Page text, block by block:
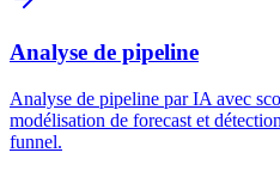
Analyse de pipeline
Analyse de pipeline par IA avec
modélisation de forecast et
funnel.